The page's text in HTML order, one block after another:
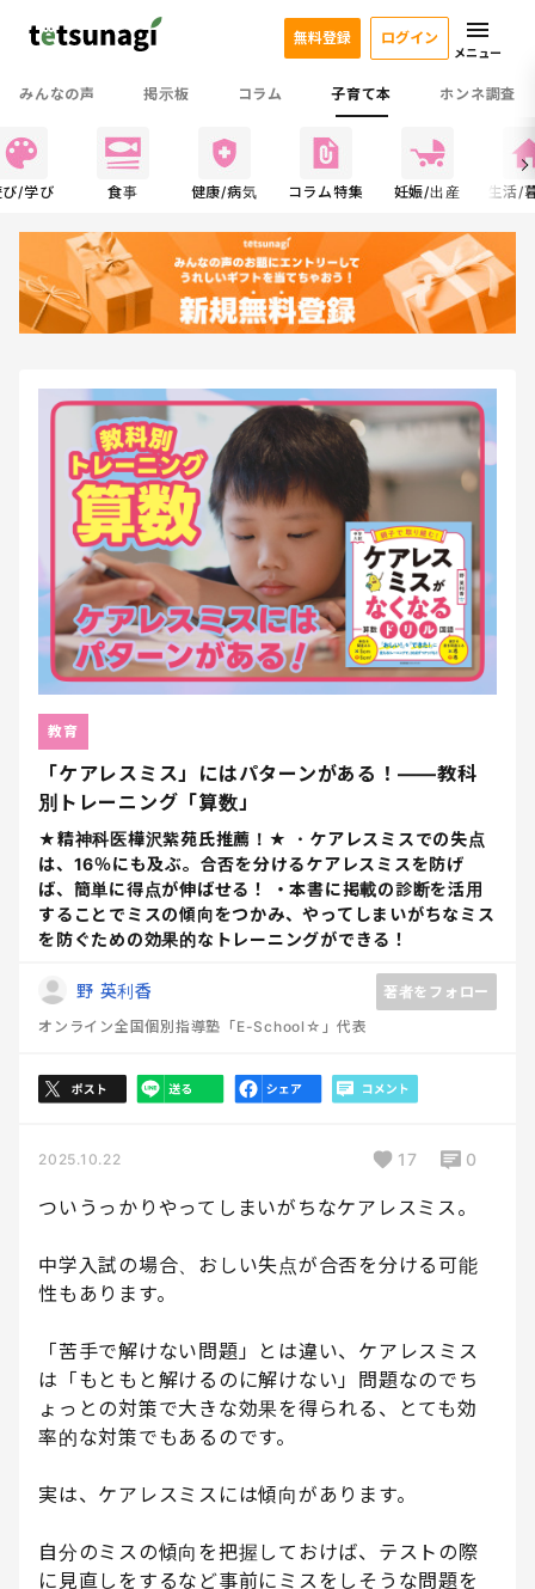
みんなの声 掲示板 コラム 子育て本 ホンネ調査
無料登録 ログイン
メニュー
び/学び 食事 健康/病気 コラム特集 妊娠/出産 生活/
「ケアレスミス」にはパターンがある！――教科
別トレーニング「算数」
★精神科医樺沢紫苑氏推薦！★ ・ケアレスミスでの失点
は、16％にも及ぶ。合否を分けるケアレスミスを防げ
ば、簡単に得点が伸ばせる！ ・本書に掲載の診断を活用
することでミスの傾向をつかみ、やってしまいがちなミス
を防ぐための効果的なトレーニングができる！
教育
野 英利香
著者をフォロー
オンライン全国個別指導塾「E-School☆」代表
2025.10.22 17 0
ついうっかりやってしまいがちなケアレスミス。
中学入試の場合、おしい失点が合否を分ける可能
性もあります。
「苦手で解けない問題」とは違い、ケアレスミス
は「もともと解けるのに解けない」問題なのでち
ょっとの対策で大きな効果を得られる、とても効
率的な対策でもあるのです。
実は、ケアレスミスには傾向があります。
自分のミスの傾向を把握しておけば、テストの際
に見直しをするなど事前にミスをしそうな問題を